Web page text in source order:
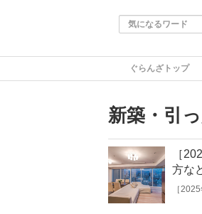
ぐらんざトップ
新築・引
［
方な
［
を購